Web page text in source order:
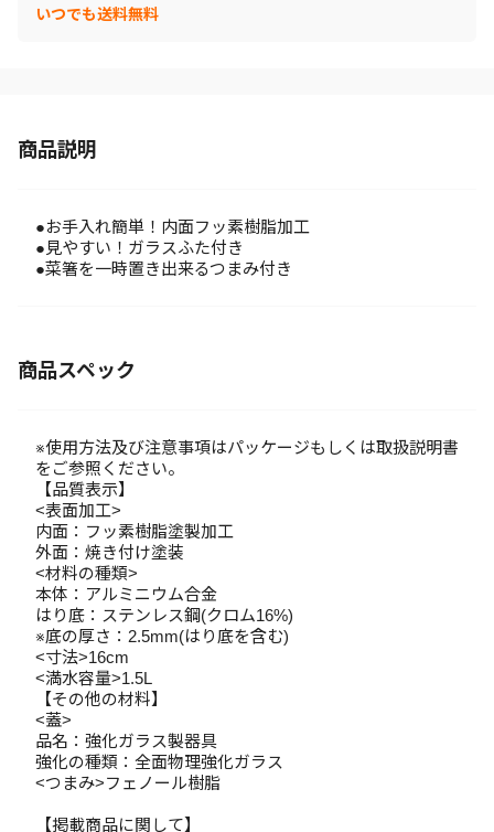
いつでも送料無料
商品説明
●お手入れ簡単！内面フッ素樹脂加工
●見やすい！ガラスふた付き
●菜箸を一時置き出来るつまみ付き
商品スペック
※使用方法及び注意事項はパッケージもしくは取扱説明書
をご参照ください。
【品質表示】
<表面加工>
内面：フッ素樹脂塗製加工
外面：焼き付け塗装
<材料の種類>
本体：アルミニウム合金
はり底：ステンレス鋼(クロム16%)
※底の厚さ：2.5mm(はり底を含む)
<寸法>16cm
<満水容量>1.5L
【その他の材料】
<蓋>
品名：強化ガラス製器具
強化の種類：全面物理強化ガラス
<つまみ>フェノール樹脂
【掲載商品に関して】